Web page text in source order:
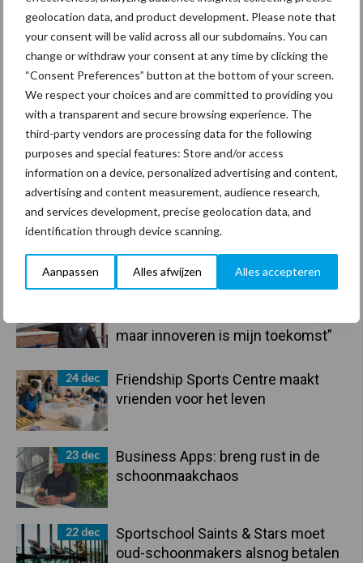
geolocation data, and product development. Please note that
your consent will be valid across all our subdomains. You can
change or withdraw your consent at any time by clicking the
“Consent Preferences” button at the bottom of your screen.
We respect your choices and are committed to providing you
with a transparent and secure browsing experience. The
third-party vendors are processing data for the following
purposes and special features: Store and/or access
information on a device, personalized advertising and content,
advertising and content measurement, audience research,
and services development, precise geolocation data, and
identification through device scanning.
Aanpassen Alles afwijzen Alles accepteren
Primaire
Sidebar
Recent nieuws Partner nieuws
30 dec
Hervorming flexibele
arbeidscontracten kent mitsen en
maren
maar innoveren is mijn toekomst”
24 dec
Friendship Sports Centre maakt
vrienden voor het leven
23 dec
Business Apps: breng rust in de
schoonmaakchaos
22 dec
Sportschool Saints & Stars moet
oud-schoonmakers alsnog betalen
Toon meer